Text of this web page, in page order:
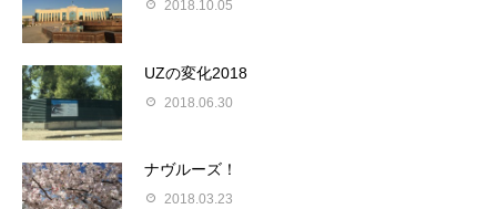
2018.10.05
UZの変化2018
2018.06.30
ナヴルーズ！
2018.03.23